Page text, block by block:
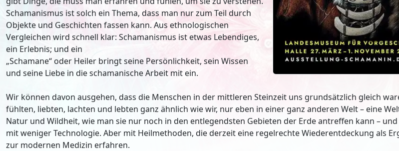
Schamanismus ist solch ein Thema, dass man nur zum Teil durch
Objekte und Geschichten fassen kann. Aus ethnologischen
Vergleichen wird schnell klar: Schamanismus ist etwas Lebendiges,
ein Erlebnis; und ein
„Schamane“ oder Heiler bringt seine Persönlichkeit, sein Wissen
und seine Liebe in die schamanische Arbeit mit ein.
Wir können davon ausgehen, dass die Menschen in der mittleren Steinzeit uns grundsätzlich gleich
fühlten, liebten, lachten und lebten ganz ähnlich wie wir, nur eben in einer ganz anderen Welt – eine
Natur und Wildheit, wie man sie nur noch in den entlegendsten Gebieten der Erde antreffen kann –
mit weniger Technologie. Aber mit Heilmethoden, die derzeit eine regelrechte Wiederentdeckung als
zur modernen Medizin erfahren.